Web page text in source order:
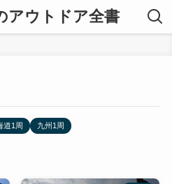
アウトドア全書
道1周 九州1周